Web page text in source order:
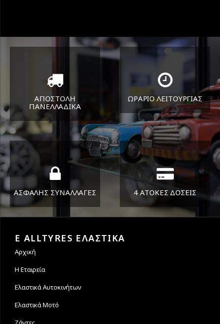
ΑΠΟΣΤΟΛΗ
ΠΑΝΕΛΛΑΔΙΚA
Όπου και αν είστε θα σας
στείλουμε τα ελαστικά σας
ΩΡΑΡΙΟ ΛΕΙΤΟΥΡΓΙΑΣ
ΔΕΥ-ΠΑΡ 8:30-17:30
ΣΑΒ 8:30-13:30
ΑΣΦΑΛΗΣ ΣΥΝΑΛΛΑΓΕΣ 4 ΑΤΟΚΕΣ ΔΟΣΕΙΣ
E ALLTYRES ΕΛΑΣΤΙΚΑ
Αρχική
Η Εταιρεία
Ελαστικά Αυτοκινήτων
Ελαστικά Μοτό